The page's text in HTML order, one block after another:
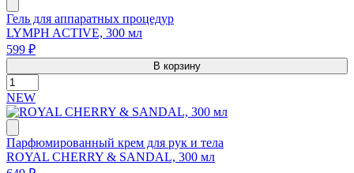
Гель для аппаратных процедур
LYMPH ACTIVE, 300 мл
599 ₽
В корзину
NEW
Парфюмированный крем для рук и тела
ROYAL CHERRY & SANDAL, 300 мл